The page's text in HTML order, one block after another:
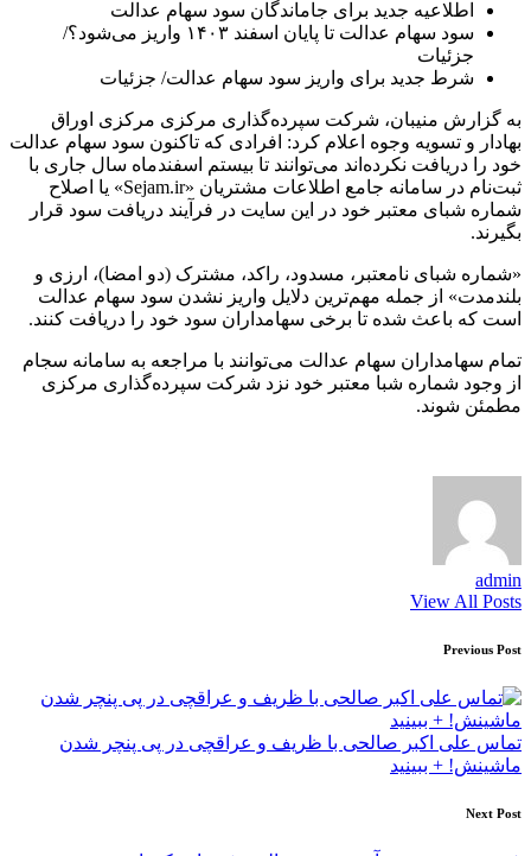
اطلاعیه جدید برای جاماندگان سود سهام عدالت
سود سهام عدالت تا پایان اسفند ۱۴۰۳ واریز می‌شود؟/
جزئیات
شرط جدید برای واریز سود سهام عدالت/ جزئیات
به گزارش منیبان، شرکت سپرده‌گذاری مرکزی مرکزی اوراق
بهادار و تسویه وجوه اعلام کرد: افرادی که تاکنون سود سهام عدالت
خود را دریافت نکرده‌اند می‌توانند تا بیستم اسفندماه سال جاری با
ثبت‌نام در سامانه جامع اطلاعات مشتریان «Sejam.ir» یا اصلاح
شماره شبای معتبر خود در این سایت در فرآیند دریافت سود قرار
بگیرند.
«شماره شبای نامعتبر، مسدود، راکد، مشترک (دو امضا)، ارزی و
بلندمدت» از جمله مهم‌ترین دلایل واریز نشدن سود سهام عدالت
است که باعث شده تا برخی سهامداران سود خود را دریافت کنند.
تمام سهامداران سهام عدالت می‌توانند با مراجعه به سامانه سجام
از وجود شماره شبا معتبر خود نزد شرکت سپرده‌گذاری مرکزی
مطمئن شوند.
admin
View All Posts
Post
navigation
Previous Post
تماس علی اکبر صالحی با ظریف و عراقچی در پی پنچر شدن
ماشینش! + ببینید
Next Post